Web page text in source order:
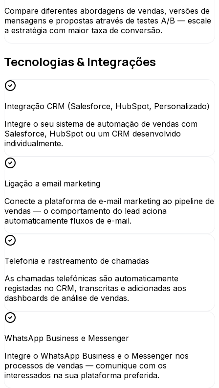
Compare diferentes abordagens de vendas, versões de
mensagens e propostas através de testes A/B — escale
a estratégia com maior taxa de conversão.
Tecnologias & Integrações
Integração CRM (Salesforce, HubSpot, Personalizado)
Integre o seu sistema de automação de vendas com
Salesforce, HubSpot ou um CRM desenvolvido
individualmente.
Ligação a email marketing
Conecte a plataforma de e-mail marketing ao pipeline de
vendas — o comportamento do lead aciona
automaticamente fluxos de e-mail.
Telefonia e rastreamento de chamadas
As chamadas telefónicas são automaticamente
registadas no CRM, transcritas e adicionadas aos
dashboards de análise de vendas.
WhatsApp Business e Messenger
Integre o WhatsApp Business e o Messenger nos
processos de vendas — comunique com os
interessados na sua plataforma preferida.